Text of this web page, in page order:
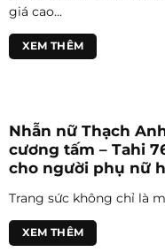
giá cao...
XEM THÊM
Nhẫn nữ Thạch
cương tấm – Tahi
cho người phụ nữ
Trang sức không chỉ là
XEM THÊM